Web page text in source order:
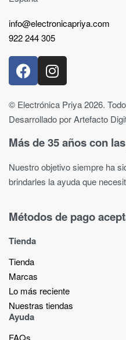
info@electronicapriya.com
922 244 305
© Electrónica Priya 2026.
Desarrollado por Artefacto
Más de 35 años con
Nuestro objetivo siempre ha
brindarles la ayuda que
Métodos de pago
Tienda
Tienda
Marcas
Lo más reciente​
Nuestras tiendas​
Ayuda
FAQs